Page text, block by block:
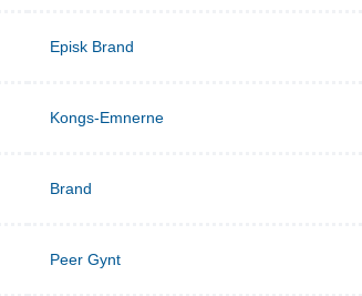
Episk Brand
Kongs-Emnerne
Brand
Peer Gynt